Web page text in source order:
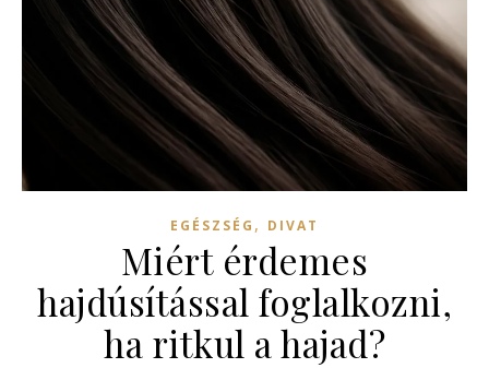
EGÉSZSÉG , DIVAT
Miért érdemes
hajdúsítással foglalkozni,
ha ritkul a hajad?